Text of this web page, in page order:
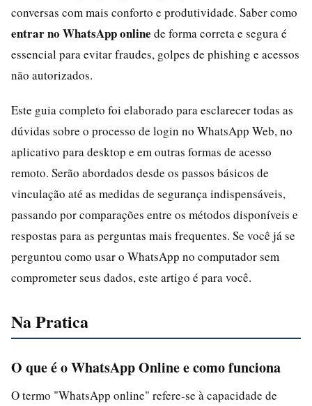
conversas com mais conforto e produtividade. Saber como
entrar no WhatsApp online de forma correta e segura é
essencial para evitar fraudes, golpes de phishing e acessos
não autorizados.
Este guia completo foi elaborado para esclarecer todas as
dúvidas sobre o processo de login no WhatsApp Web, no
aplicativo para desktop e em outras formas de acesso
remoto. Serão abordados desde os passos básicos de
vinculação até as medidas de segurança indispensáveis,
passando por comparações entre os métodos disponíveis e
respostas para as perguntas mais frequentes. Se você já se
perguntou como usar o WhatsApp no computador sem
comprometer seus dados, este artigo é para você.
Na Pratica
O que é o WhatsApp Online e como funciona
O termo "WhatsApp online" refere-se à capacidade de